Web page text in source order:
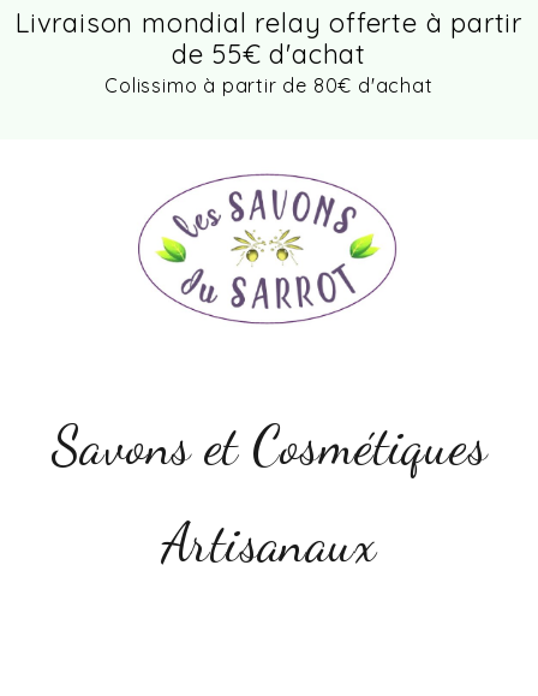
Livraison mondial relay offerte à partir
de 55€ d'achat
Colissimo à partir de 80€ d'achat
Savons et Cosmétiques
Artisanaux
Panneau de gestion des cookies